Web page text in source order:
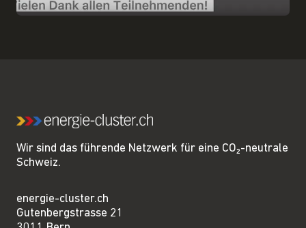
Wir sind das führende Netzwerk für eine CO₂-neutrale
Schweiz.
energie-cluster.ch
Gutenbergstrasse 21